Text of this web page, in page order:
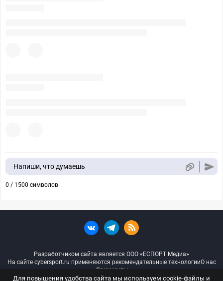
Напиши, что думаешь
0 / 1500 символов
Разработчиком сайта является ООО «ЕСПОРТ Медиа»
На сайте cybersport.ru применяются рекомендательные технологииО нас
Документы
Для повышения удобства сайта мы используем cookie-файлы и